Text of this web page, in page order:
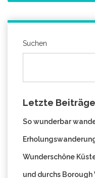
Suchen
Letzte Beiträge
So wunderbar
Wunderschöne
und durchs Borough